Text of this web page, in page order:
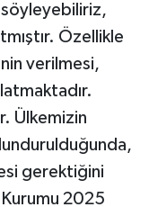
söyleyebiliriz,
Özellikle
verilmesi,
Ülkemizin
gerektiğini
2025